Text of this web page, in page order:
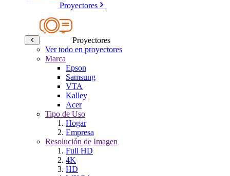
Proyectores
Proyectores
Ver todo en proyectores
Marca
Epson
Samsung
VTA
Kalley
Acer
Tipo de Uso
Hogar
Empresa
Resolución de Imagen
Full HD
4K
HD